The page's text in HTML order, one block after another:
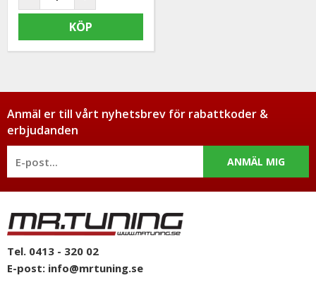
KÖP
Anmäl er till vårt nyhetsbrev för rabattkoder &
erbjudanden
ANMÄL MIG
Tel. 0413 - 320 02
E-post: info@mrtuning.se